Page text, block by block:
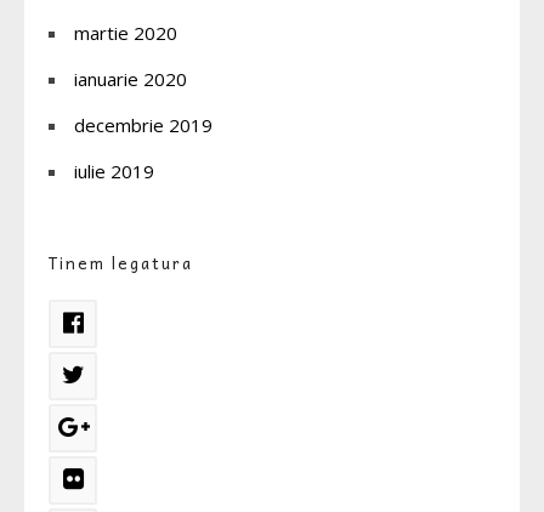
martie 2020
ianuarie 2020
decembrie 2019
iulie 2019
Tinem legatura